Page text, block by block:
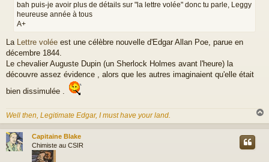
bah puis-je avoir plus de détails sur "la lettre volée" donc tu parle, Leggy
heureuse année à tous
A+
La Lettre volée est une célèbre nouvelle d'Edgar Allan Poe, parue en
décembre 1844.
Le chevalier Auguste Dupin (un Sherlock Holmes avant l'heure) la
découvre assez évidence , alors que les autres imaginaient qu'elle était
bien dissimulée .
Well then, Legitimate Edgar, I must have your land.
a
Capitaine Blake
Chimiste au CSIR